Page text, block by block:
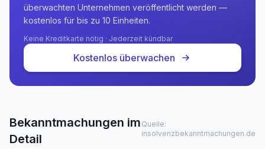
überwachten Unternehmen veröffentlicht werden —
kostenlos für bis zu 10 Einheiten.
Keine Kreditkarte nötig · Jederzeit kündbar
Kostenlos überwachen
Bekanntmachungen im
Detail
Quelle:
insolvenzbekanntmachungen.de